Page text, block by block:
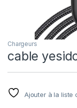
Chargeurs
cable
Ajouter à la liste